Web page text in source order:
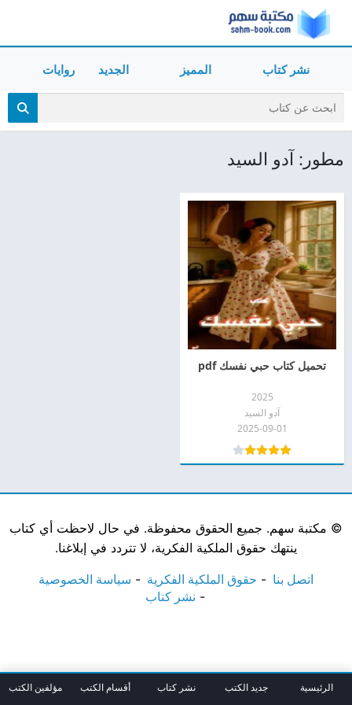
نشر كتاب المميز الجديد روايات
مطور: آدو السيد
تحميل كتاب حبي نفسك pdf
2025
آدو السيد
2025-09-01
© مكتبة سهم. جميع الحقوق محفوظة. في حال لاحظت أي كتاب
ينتهك حقوق الملكية الفكرية، لا تتردد في إبلاغنا.
اتصل بنا حقوق الملكية الفكرية
سياسة الخصوصية
نشر كتاب
الرئيسية جديد الكتب نشر كتاب أقسام الكتب مؤلفين الكتب